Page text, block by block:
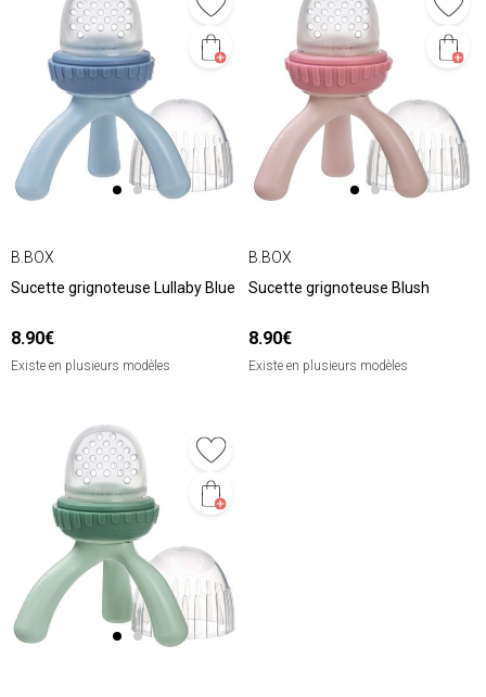
B.BOX
Sucette grignoteuse Lullaby Blue
8.90€
Existe en plusieurs modèles
B.BOX
Sucette grignoteuse Blush
8.90€
Existe en plusieurs modèles